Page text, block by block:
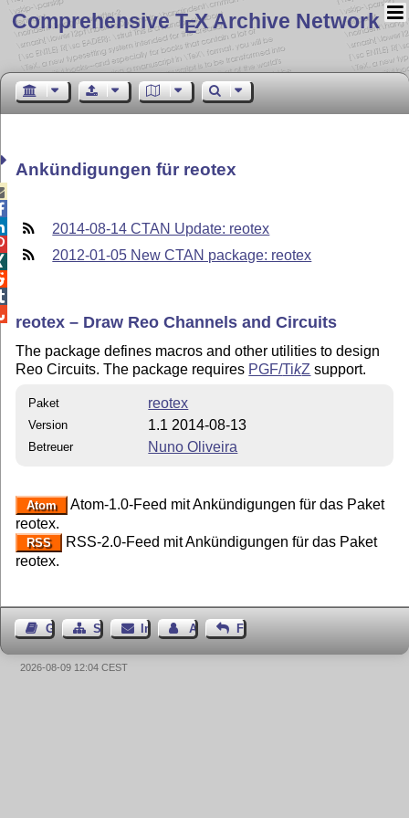
Comprehensive TEX Archive Network
Ankündigungen für reotex
2014-08-14 CTAN Update: reotex
2012-01-05 New CTAN package: reotex
reotex – Draw Reo Channels and Circuits
The package defines macros and other utilities to design
Reo Circuits. The package requires PGF/TikZ support.
Paket reotex
Version 1.1 2014-08-13
Betreuer Nuno Oliveira
Atom
Atom-1.0-Feed mit Ankündigungen für das Paket
reotex.
RSS
RSS-2.0-Feed mit Ankündigungen für das Paket
reotex.
GästebuchSeiten-Struktur
ImpressumAutor kontaktieren
Feedback
2026-08-09 12:04 CEST